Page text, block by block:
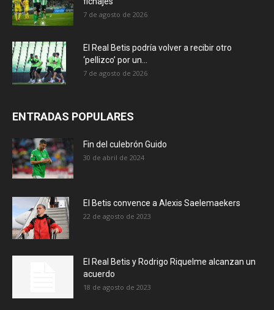
7 de agosto de 2026
El Real Betis podría volver a recibir otro
‘pellizco’ por un...
7 de agosto de 2026
ENTRADAS POPULARES
Fin del culebrón Guido
30 de abril de 2024
El Betis convence a Alexis Saelemaekers
22 de agosto de 2023
El Real Betis y Rodrigo Riquelme alcanzan un
acuerdo
18 de agosto de 2023